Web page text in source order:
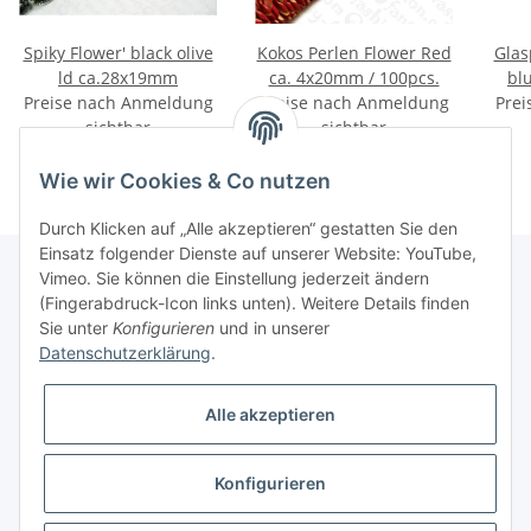
Spiky Flower' black olive
ld ca.28x19mm
Preise nach Anmeldung
sichtbar
Kokos Perlen Flower Red
ca. 4x20mm / 100pcs.
Preise nach Anmeldung
sichtbar
Informationen
Gesetzliche Informationen
Wie wir Cookies & Co nutzen
Durch Klicken auf „Alle akzeptieren“ gestatten Sie den
Einsatz folgender Dienste auf unserer Website: YouTube,
Vimeo. Sie können die Einstellung jederzeit ändern
(Fingerabdruck-Icon links unten). Weitere Details finden
Sie unter Konfigurieren und in unserer
Datenschutzerklärung.
Alle akzeptieren
Konfigurieren